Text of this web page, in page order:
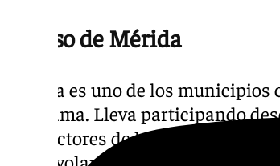
El caso de Mérida
Mérida es uno de los
programa. Lleva participando
conductores de la ciudad han